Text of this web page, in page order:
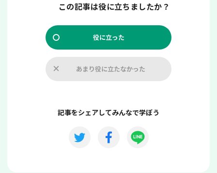
この記事は役に立ちましたか？
役に立った
あまり役に立たなかった
記事をシェアしてみんなで学ぼう